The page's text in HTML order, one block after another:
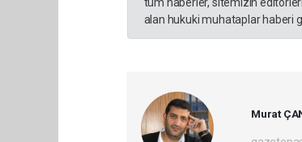
alan hukuki muhataplar haberi
Murat